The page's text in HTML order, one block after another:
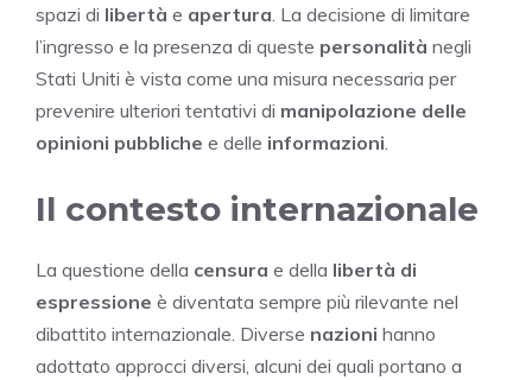
spazi di libertà e apertura. La decisione di limitare
l’ingresso e la presenza di queste personalità negli
Stati Uniti è vista come una misura necessaria per
prevenire ulteriori tentativi di manipolazione delle
opinioni pubbliche e delle informazioni.
Il contesto internazionale
La questione della censura e della libertà di
espressione è diventata sempre più rilevante nel
dibattito internazionale. Diverse nazioni hanno
adottato approcci diversi, alcuni dei quali portano a